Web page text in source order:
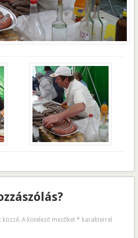
közzé. A kötelező mezőket * karakterrel